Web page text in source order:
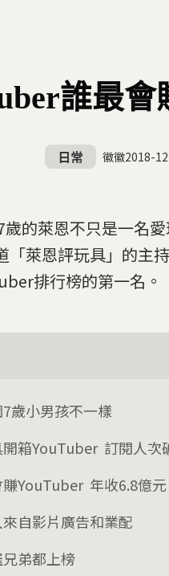
誰最
日常 徽徽2018-
歲的萊恩不只是一名
「萊恩評玩具」的主
排行榜的第一名。
歲小男孩不一樣
箱YouTuber 訂閱人次
YouTuber 年收6.8億元
自影片廣告和業配
弟都上榜